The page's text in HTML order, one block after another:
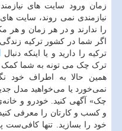
زمان ورود سایت های
نیازمندی نمی روند، سایت
را ندارند و در هر زمان و هر
اگر شما در کشور ترکیه
ترکیه را دارید و یا اینکه دنبال
ترک چک می تونه به شما کمک
همین حالا به اطراف خود
نمی‌خورد یا می‌خواهید مدل
چک» آگهی کنید. خودرو و خانه‌ی
و کسب و کارتان را معرفی
خود را بسازید. تنها